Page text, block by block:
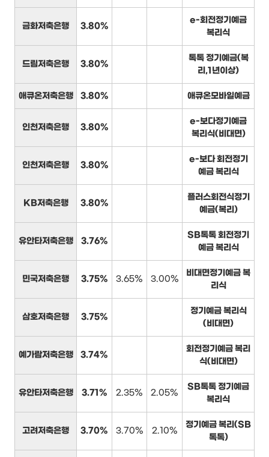
금화저축은행 3.80%
e-회전정기예금
복리식
드림저축은행 3.80%
톡톡 정기예금(복
리,1년이상)
애큐온저축은행 3.80% 애큐온모바일예금
인천저축은행 3.80%
e-보다정기예금
복리식(비대면)
인천저축은행 3.80%
e-보다 회전정기
예금 복리식
KB저축은행 3.80%
플러스회전식정기
예금(복리)
유안타저축은행 3.76%
SB톡톡 회전정기
예금 복리식
민국저축은행 3.75% 3.65% 3.00%
비대면정기예금 복
리식
삼호저축은행 3.75%
정기예금 복리식
(비대면)
예가람저축은행 3.74%
회전정기예금 복리
식(비대면)
유안타저축은행 3.71% 2.35% 2.05%
SB톡톡 정기예금
복리식
고려저축은행 3.70% 3.70% 2.10%
정기예금 복리(SB
톡톡)